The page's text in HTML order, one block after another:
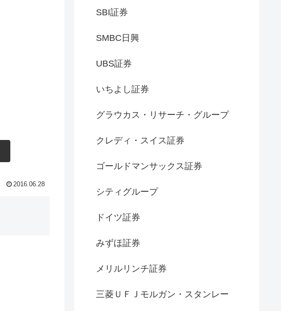
2016.06.28
SBI証券
SMBC日興
UBS証券
いちよし証券
グラウカス・リサーチ・グループ
クレディ・スイス証券
ゴールドマンサックス証券
シティグループ
ドイツ証券
みずほ証券
メリルリンチ証券
三菱ＵＦＪモルガン・スタンレー